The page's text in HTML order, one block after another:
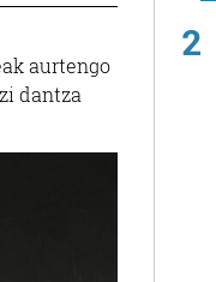
aurtengo
dantza
2